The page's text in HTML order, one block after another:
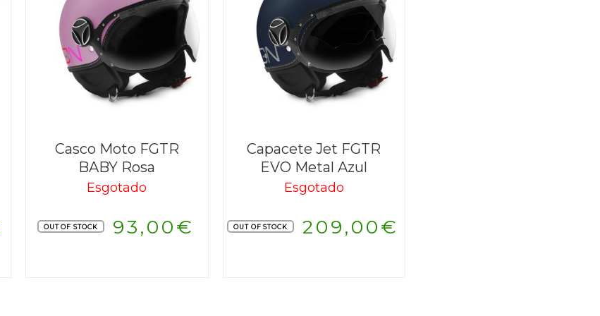
Casco Moto FGTR
BABY Rosa
Esgotado
OUT OF STOCK 93,00€
Capacete Jet FGTR
EVO Metal Azul
Esgotado
OUT OF STOCK 209,00€